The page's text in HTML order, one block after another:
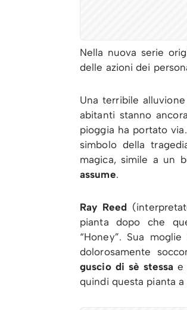
Nella nuova serie
delle azioni dei
Una terribile
abitanti stanno
pioggia ha portato
simbolo della
magica, simile a un
assume.
Ray Reed
pianta dopo che
“Honey”. Sua moglie
dolorosamente
guscio di sè stessa e
quindi questa pianta